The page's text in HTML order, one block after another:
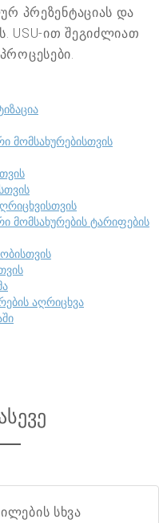
პრეზენტაციას და
USU-ით შეგიძლიათ
მომსახურებისთვის
მომსახურების ტარიფების
აღრიცხვა
სხვა